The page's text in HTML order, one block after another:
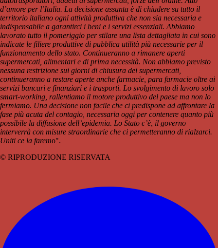
d’amore per l’Italia. La decisione assunta è di chiudere su tutto il
territorio italiano ogni attività produttiva che non sia necessaria e
indispensabile a garantirci i beni e i servizi essenziali. Abbiamo
lavorato tutto il pomeriggio per stilare una lista dettagliata in cui sono
indicate le filiere produttive di pubblica utilità più necessarie per il
funzionamento dello stato. Continueranno a rimanere aperti
supermercati, alimentari e di prima necessità. Non abbiamo previsto
nessuna restrizione sui giorni di chiusura dei supermercati,
continueranno a restare aperte anche farmacie, para farmacie oltre ai
servizi bancari e finanziari e i trasporti. Lo svolgimento di lavoro solo
smart-working, rallentiamo il motore produttivo del paese ma non lo
fermiamo. Una decisione non facile che ci predispone ad affrontare la
fase più acuta del contagio, necessaria oggi per contenere quanto più
possibile la diffusione dell’epidemia. Lo Stato c’è, il governo
interverrà con misure straordinarie che ci permetteranno di rialzarci.
Uniti ce la faremo".
© RIPRODUZIONE RISERVATA